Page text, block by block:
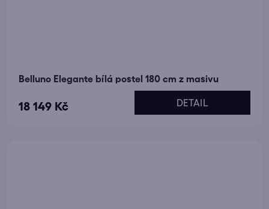
Belluno Elegante bílá postel 180 cm z masivu
18 149 Kč DETAIL